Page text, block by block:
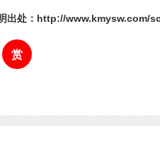
出处：http://www.kmysw.com/
赏